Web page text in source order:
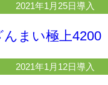
2021年1月25日導入
んまい極上4200
2021年1月12日導入